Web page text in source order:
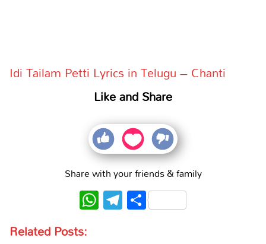
Idi Tailam Petti Lyrics in Telugu – Chanti
Like and Share
Share with your friends & family
WhatsApp
Telegram
Share
Related Posts: